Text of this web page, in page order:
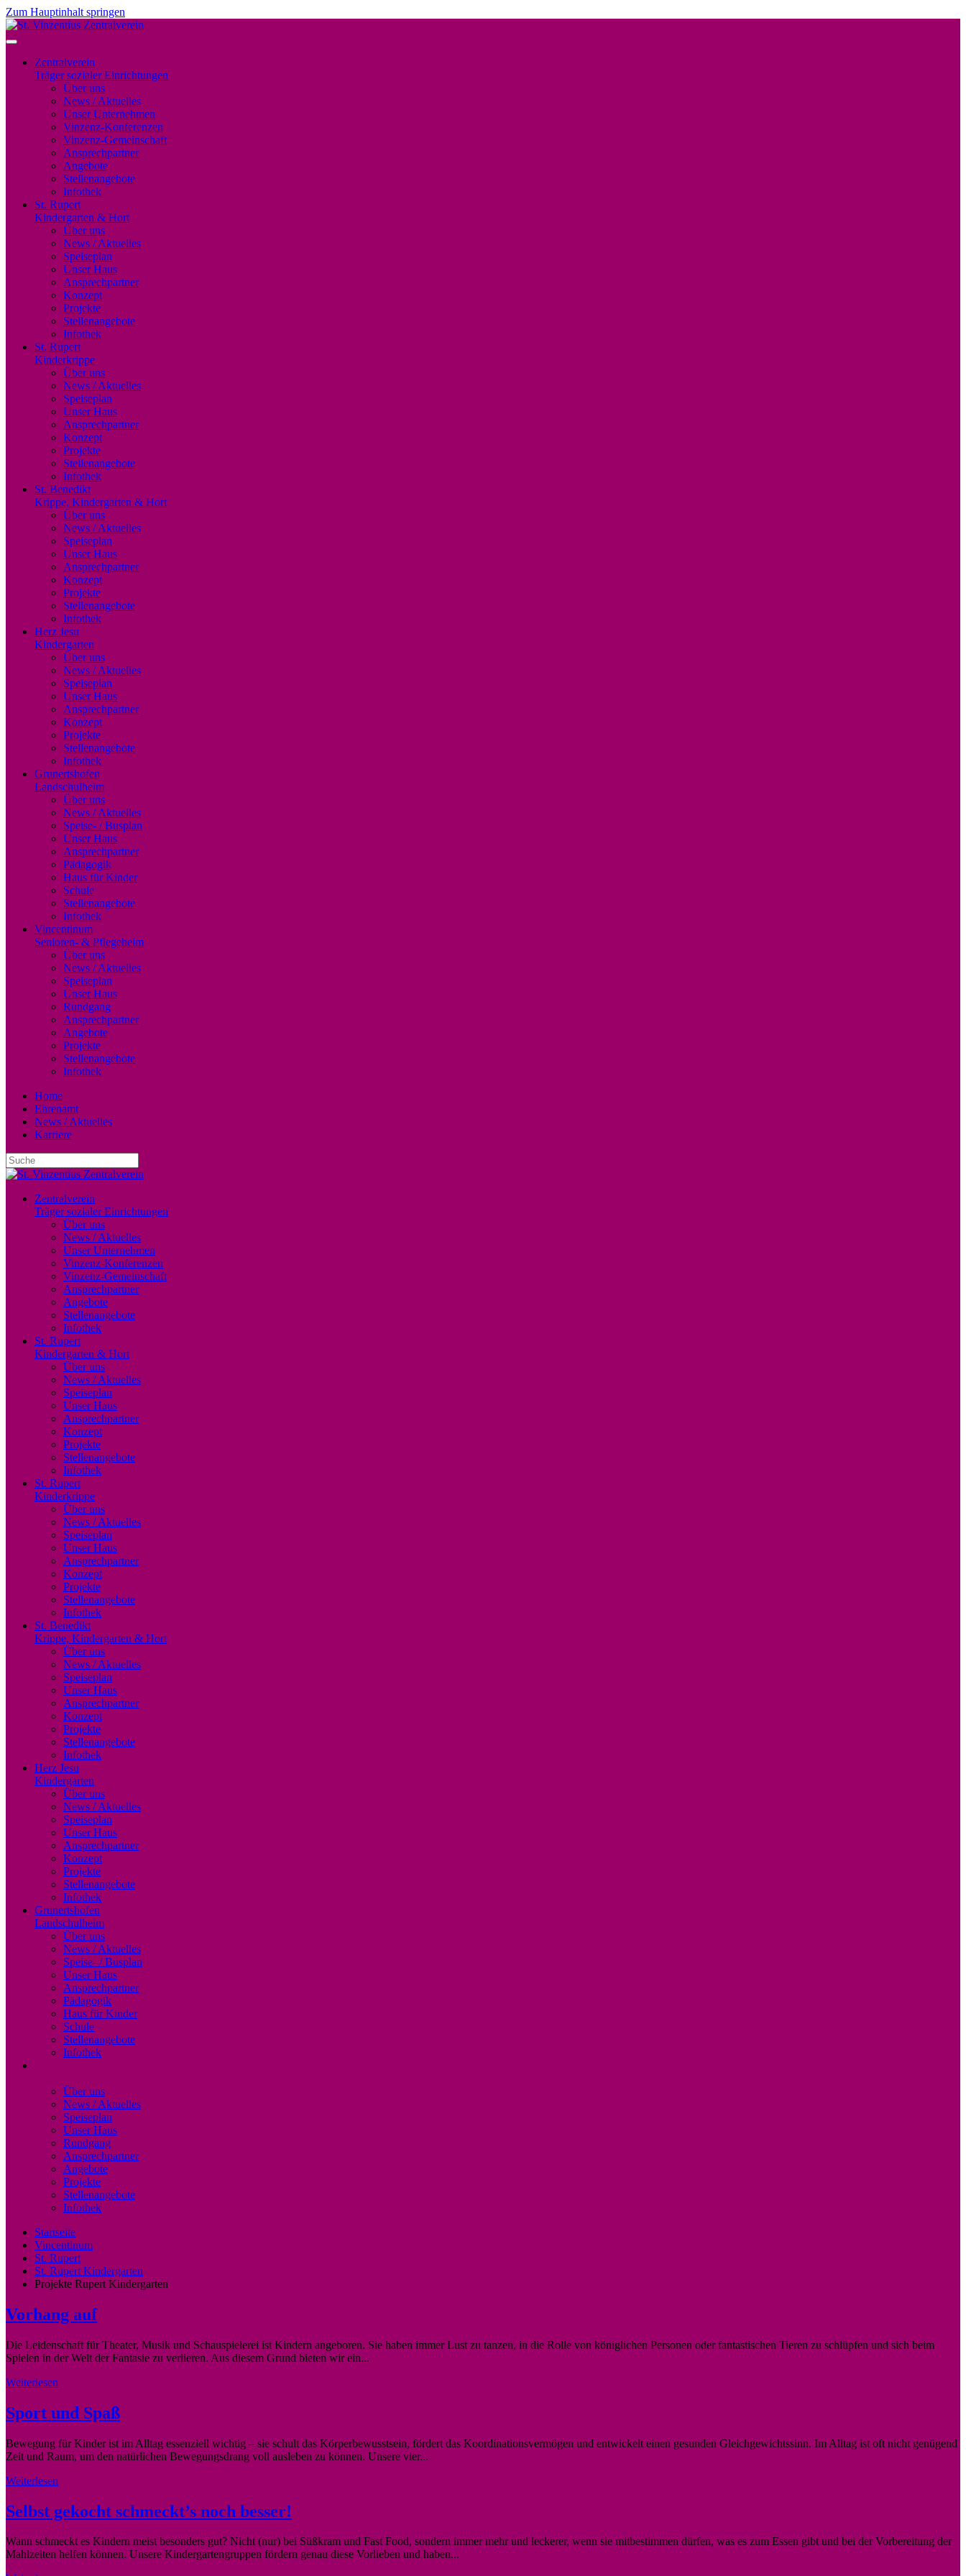
Zum Hauptinhalt springen
Zentralverein
Träger sozialer Einrichtungen
Über uns
News / Aktuelles
Unser Unternehmen
Vinzenz-Konferenzen
Vinzenz-Gemeinschaft
Ansprechpartner
Angebote
Stellenangebote
Infothek
St. Rupert
Kindergarten & Hort
Über uns
News / Aktuelles
Speiseplan
Unser Haus
Ansprechpartner
Konzept
Projekte
Stellenangebote
Infothek
St. Rupert
Kinderkrippe
Über uns
News / Aktuelles
Speiseplan
Unser Haus
Ansprechpartner
Konzept
Projekte
Stellenangebote
Infothek
St. Benedikt
Krippe, Kindergarten & Hort
Über uns
News / Aktuelles
Speiseplan
Unser Haus
Ansprechpartner
Konzept
Projekte
Stellenangebote
Infothek
Herz Jesu
Kindergarten
Über uns
News / Aktuelles
Speiseplan
Unser Haus
Ansprechpartner
Konzept
Projekte
Stellenangebote
Infothek
Grunertshofen
Landschulheim
Über uns
News / Aktuelles
Speise- / Busplan
Unser Haus
Ansprechpartner
Pädagogik
Haus für Kinder
Schule
Stellenangebote
Infothek
Vincentinum
Senioren- & Pflegeheim
Über uns
News / Aktuelles
Speiseplan
Unser Haus
Rundgang
Ansprechpartner
Angebote
Projekte
Stellenangebote
Infothek
Home
Ehrenamt
News / Aktuelles
Karriere
Zentralverein
Träger sozialer Einrichtungen
Über uns
News / Aktuelles
Unser Unternehmen
Vinzenz-Konferenzen
Vinzenz-Gemeinschaft
Ansprechpartner
Angebote
Stellenangebote
Infothek
St. Rupert
Kindergarten & Hort
Über uns
News / Aktuelles
Speiseplan
Unser Haus
Ansprechpartner
Konzept
Projekte
Stellenangebote
Infothek
St. Rupert
Kinderkrippe
Über uns
News / Aktuelles
Speiseplan
Unser Haus
Ansprechpartner
Konzept
Projekte
Stellenangebote
Infothek
St. Benedikt
Krippe, Kindergarten & Hort
Über uns
News / Aktuelles
Speiseplan
Unser Haus
Ansprechpartner
Konzept
Projekte
Stellenangebote
Infothek
Herz Jesu
Kindergarten
Über uns
News / Aktuelles
Speiseplan
Unser Haus
Ansprechpartner
Konzept
Projekte
Stellenangebote
Infothek
Grunertshofen
Landschulheim
Über uns
News / Aktuelles
Speise- / Busplan
Unser Haus
Ansprechpartner
Pädagogik
Haus für Kinder
Schule
Stellenangebote
Infothek
Über uns
News / Aktuelles
Speiseplan
Unser Haus
Rundgang
Ansprechpartner
Angebote
Projekte
Stellenangebote
Infothek
Startseite
Vincentinum
St. Rupert
St. Rupert Kindergarten
Projekte Rupert Kindergarten
Vorhang auf
Die Leidenschaft für Theater, Musik und Schauspielerei ist Kindern angeboren. Sie haben immer Lust zu tanzen, in die Rolle von königlichen Personen oder fantastischen Tieren zu schlüpfen und sich beim
Spielen in der Welt der Fantasie zu verlieren. Aus diesem Grund bieten wir ein...
Weiterlesen
Sport und Spaß
Bewegung für Kinder ist im Alltag essenziell wichtig – sie schult das Körperbewusstsein, fördert das Koordinationsvermögen und entwickelt einen gesunden Gleichgewichtssinn. Im Alltag ist oft nicht genügend
Zeit und Raum, um den natürlichen Bewegungsdrang voll ausleben zu können. Unsere vier...
Weiterlesen
Selbst gekocht schmeckt’s noch besser!
Wann schmeckt es Kindern meist besonders gut? Nicht (nur) bei Süßkram und Fast Food, sondern immer mehr und leckerer, wenn sie mitbestimmen dürfen, was es zum Essen gibt und bei der Vorbereitung der
Mahlzeiten helfen können. Unsere Kindergartengruppen fördern genau diese Vorlieben und haben...